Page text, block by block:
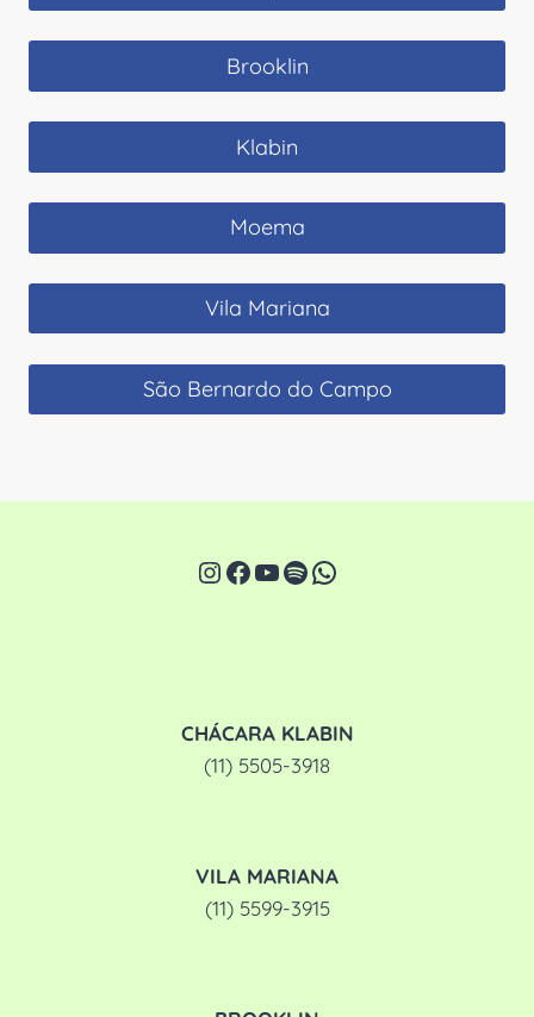
Brooklin
Klabin
Moema
Vila Mariana
São Bernardo do Campo
Instagram
Facebook
Youtube
Spotify
WhatsApp
CHÁCARA KLABIN
(11) 5505-3918
VILA MARIANA
(11) 5599-3915